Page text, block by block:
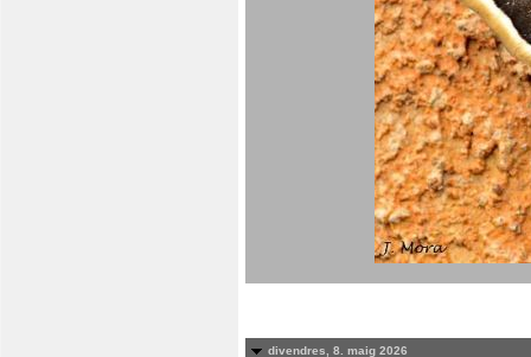
divendres, 8. maig 2026